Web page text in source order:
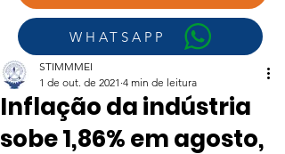
WHATSAPP
Inflação da indústria
sobe 1,86% em agosto,
STIMMMEI
1 de out. de 2021 4 min de leitura